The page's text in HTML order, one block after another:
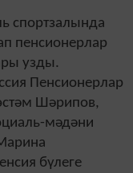
спортзалында
пенсионерлар
узды.
Пенсионерлар
Шәрипов,
мәдәни
бүлеге